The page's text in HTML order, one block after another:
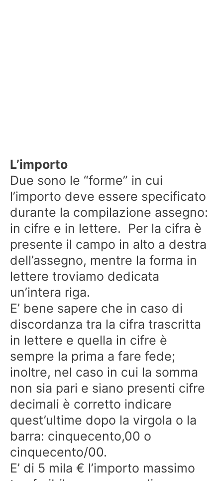
L’importo
Due sono le “forme” in cui
l’importo deve essere specificato
durante la compilazione assegno:
in cifre e in lettere. Per la cifra è
presente il campo in alto a destra
dell’assegno, mentre la forma in
lettere troviamo dedicata
un’intera riga.
E’ bene sapere che in caso di
discordanza tra la cifra trascritta
in lettere e quella in cifre è
sempre la prima a fare fede;
inoltre, nel caso in cui la somma
non sia pari e siano presenti cifre
decimali è corretto indicare
quest’ultime dopo la virgola o la
barra: cinquecento,00 o
cinquecento/00.
E’ di 5 mila € l’importo massimo